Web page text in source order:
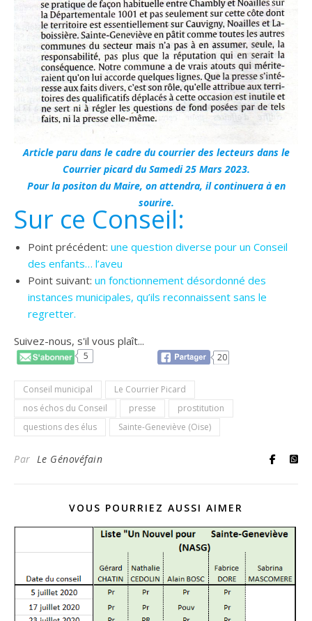
Article paru dans le cadre du courrier des lecteurs dans le
Courrier picard du Samedi 25 Mars 2023.
Pour la positon du Maire, on attendra, il continuera à en
sourire.
Sur ce Conseil:
Point précédent: une question diverse pour un Conseil
des enfants… l’aveu
Point suivant: un fonctionnement désordonné des
instances municipales, qu’ils reconnaissent sans le
regretter.
Suivez-nous, s'il vous plaît...
5 20
Conseil municipal
Le Courrier Picard
nos échos du Conseil
presse
prostitution
questions des élus
Sainte-Geneviève (Oise)
Par Le Génovéfain
VOUS POURRIEZ AUSSI AIMER